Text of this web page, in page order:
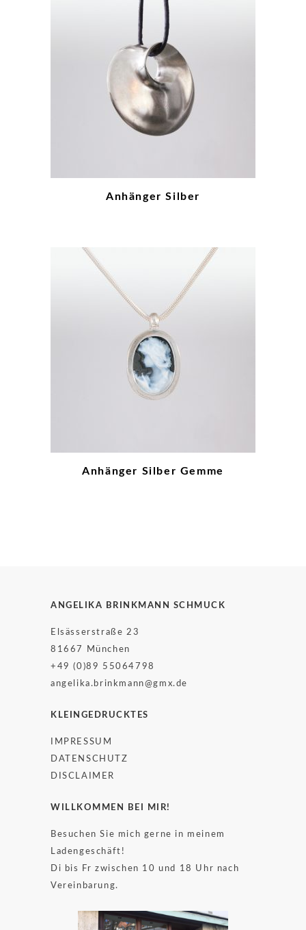
Anhänger Silber
Anhänger Silber Gemme
ANGELIKA BRINKMANN SCHMUCK
Elsässerstraße 23
81667 München
+49 (0)89 55064798
angelika.brinkmann@gmx.de
KLEINGEDRUCKTES
IMPRESSUM
DATENSCHUTZ
DISCLAIMER
WILLKOMMEN BEI MIR!
Besuchen Sie mich gerne in meinem
Ladengeschäft!
Di bis Fr zwischen 10 und 18 Uhr nach
Vereinbarung.